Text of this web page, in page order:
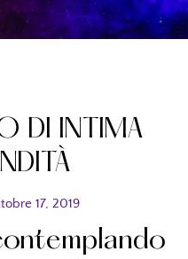
DI INTIMA
17, 2019